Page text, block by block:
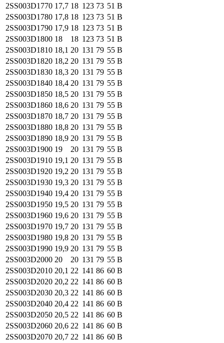
2SS003D1770 17,7 18 123 73 51 B
2SS003D1780 17,8 18 123 73 51 B
2SS003D1790 17,9 18 123 73 51 B
2SS003D1800 18 18 123 73 51 B
2SS003D1810 18,1 20 131 79 55 B
2SS003D1820 18,2 20 131 79 55 B
2SS003D1830 18,3 20 131 79 55 B
2SS003D1840 18,4 20 131 79 55 B
2SS003D1850 18,5 20 131 79 55 B
2SS003D1860 18,6 20 131 79 55 B
2SS003D1870 18,7 20 131 79 55 B
2SS003D1880 18,8 20 131 79 55 B
2SS003D1890 18,9 20 131 79 55 B
2SS003D1900 19 20 131 79 55 B
2SS003D1910 19,1 20 131 79 55 B
2SS003D1920 19,2 20 131 79 55 B
2SS003D1930 19,3 20 131 79 55 B
2SS003D1940 19,4 20 131 79 55 B
2SS003D1950 19,5 20 131 79 55 B
2SS003D1960 19,6 20 131 79 55 B
2SS003D1970 19,7 20 131 79 55 B
2SS003D1980 19,8 20 131 79 55 B
2SS003D1990 19,9 20 131 79 55 B
2SS003D2000 20 20 131 79 55 B
2SS003D2010 20,1 22 141 86 60 B
2SS003D2020 20,2 22 141 86 60 B
2SS003D2030 20,3 22 141 86 60 B
2SS003D2040 20,4 22 141 86 60 B
2SS003D2050 20,5 22 141 86 60 B
2SS003D2060 20,6 22 141 86 60 B
2SS003D2070 20,7 22 141 86 60 B